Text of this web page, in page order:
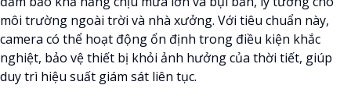
môi trường ngoài trời và nhà xưởng. Với tiêu chuẩn này,
camera có thể hoạt động ổn định trong điều kiện khắc
nghiệt, bảo vệ thiết bị khỏi ảnh hưởng của thời tiết, giúp
duy trì hiệu suất giám sát liên tục.